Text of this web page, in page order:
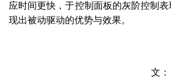
应时间更快，于控制面板的灰阶控制
现出被动驱动的优势与效果。
文